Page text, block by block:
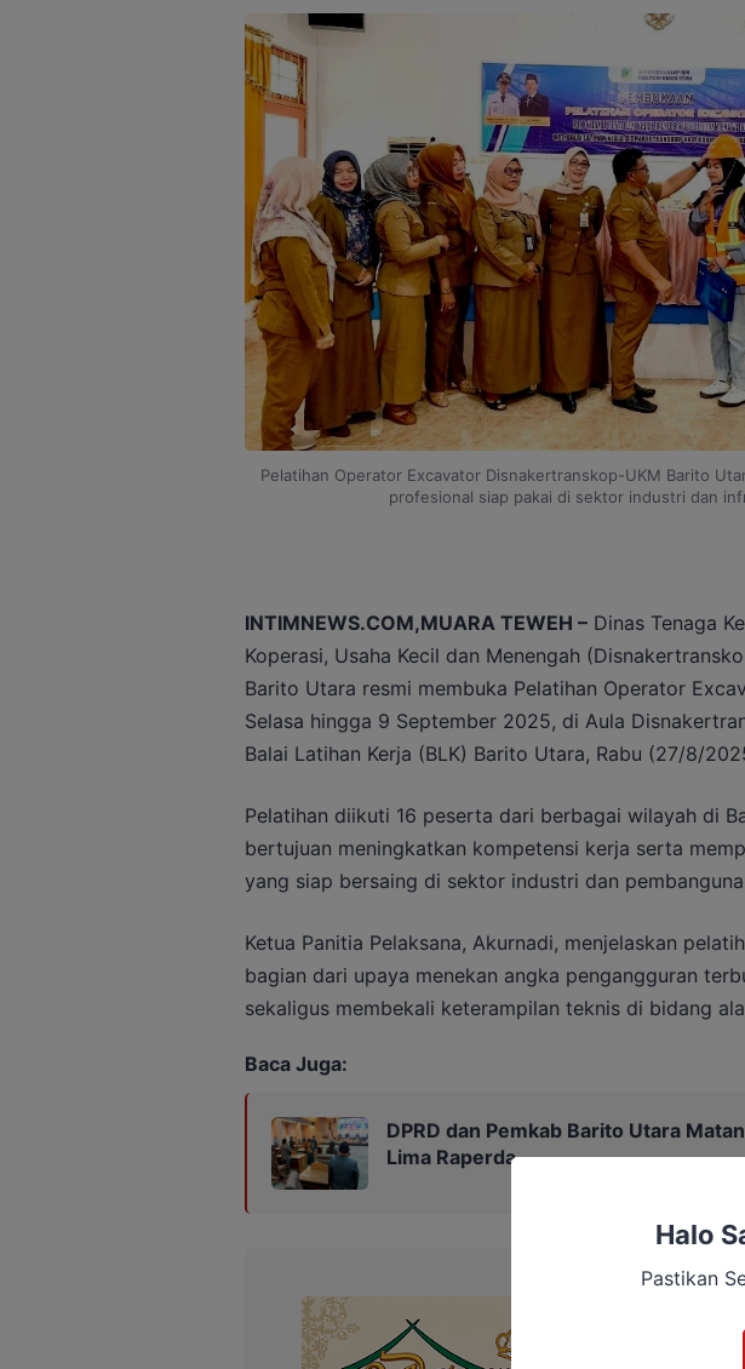
Pelatihan Operator Excavator Disnakertranskop-UKM Barito
profesional siap pakai di sektor industri dan
INTIMNEWS.COM,MUARA TEWEH –Dinas Tenaga
Koperasi, Usaha Kecil dan Menengah
Barito Utara resmi membuka Pelatihan Operator
Selasa hingga 9 September 2025, di Aula
Balai Latihan Kerja (BLK) Barito Utara, Rabu (27/8/
Pelatihan diikuti 16 peserta dari berbagai wilayah di
bertujuan meningkatkan kompetensi kerja serta
yang siap bersaing di sektor industri dan
Ketua Panitia Pelaksana, Akurnadi, menjelaskan
bagian dari upaya menekan angka pengangguran
sekaligus membekali keterampilan teknis di bidang
Baca Juga:
DPRD dan Pemkab Barito Utara
Lima Raperda
Halo
Pastikan